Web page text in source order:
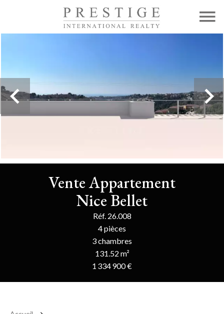
Vente Appartement
Nice Bellet
Réf. 26.008
4 pièces
3 chambres
131.52 m²
1 334 900 €